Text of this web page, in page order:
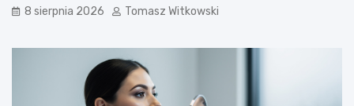
s
o
8 sierpnia 2026 Tomasz Witkowski